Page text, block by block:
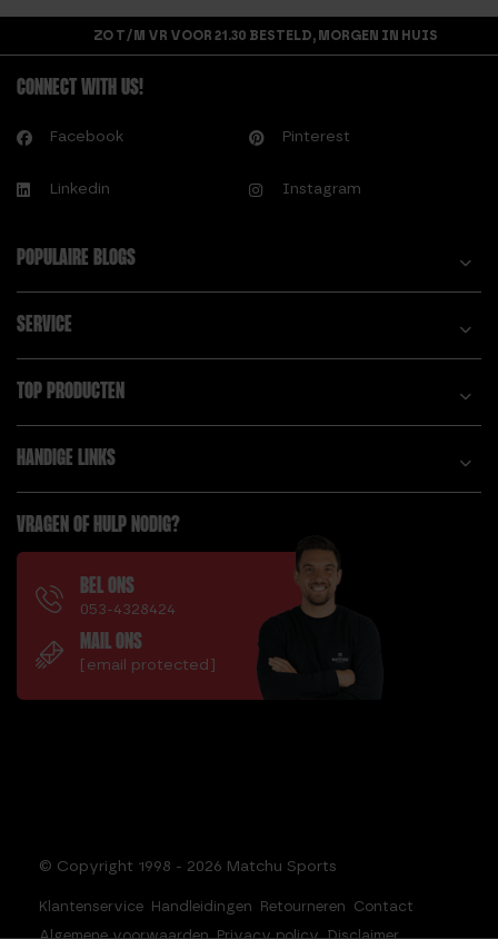
VOEDINGSSUPPLEME
W.
WAT ZIJN
Z.
SPIERMASSA OP TE
BOUWEN!
ZO T/M VR VOOR 21.30 BESTELD, MORGEN IN HUIS
CONNECT WITH US!
Facebook Pinterest
Linkedin Instagram
POPULAIRE BLOGS
SERVICE
TOP PRODUCTEN
HANDIGE LINKS
VRAGEN OF HULP NODIG?
BEL ONS
053-4328424
MAIL ONS
[email protected]
© Copyright 1998 - 2026 Matchu Sports
Klantenservice Handleidingen Retourneren Contact
Algemene voorwaarden Privacy policy Disclaimer